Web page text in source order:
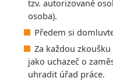
tzv. autorizované
osoba).
Předem si
Za každou
jako uchazeč o
uhradit úřad práce.